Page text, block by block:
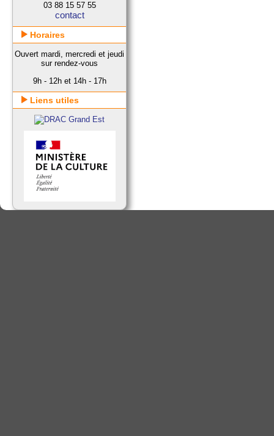
03 88 15 57 55
contact
Horaires
Ouvert mardi, mercredi et jeudi
sur rendez-vous
9h - 12h et 14h - 17h
Liens utiles